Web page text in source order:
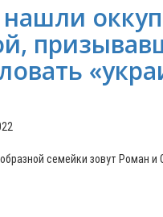
семейки зовут Роман и